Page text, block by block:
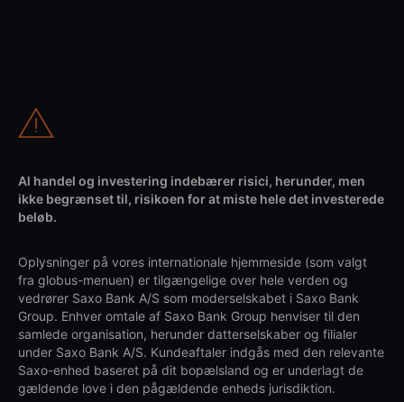
Al handel og investering indebærer risici, herunder, men
ikke begrænset til, risikoen for at miste hele det investerede
beløb.
Oplysninger på vores internationale hjemmeside (som valgt
fra globus-menuen) er tilgængelige over hele verden og
vedrører Saxo Bank A/S som moderselskabet i Saxo Bank
Group. Enhver omtale af Saxo Bank Group henviser til den
samlede organisation, herunder datterselskaber og filialer
under Saxo Bank A/S. Kundeaftaler indgås med den relevante
Saxo-enhed baseret på dit bopælsland og er underlagt de
gældende love i den pågældende enheds jurisdiktion.